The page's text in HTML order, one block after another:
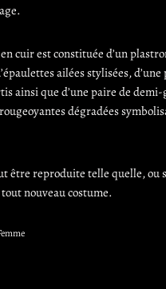
cuir est constituée d’un
ailées stylisées, d’une
ainsi que d’une paire de
dégradées
être reproduite telle quelle, ou
nouveau costume.